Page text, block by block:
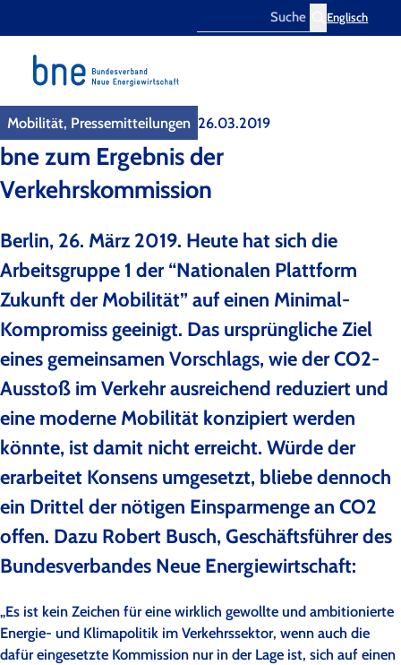
Englisch
Mobilität, Pressemitteilungen 26.03.2019
bne zum Ergebnis der
Verkehrskommission
Berlin, 26. März 2019. Heute hat sich die
Arbeitsgruppe 1 der “Nationalen Plattform
Zukunft der Mobilität” auf einen Minimal-
Kompromiss geeinigt. Das ursprüngliche Ziel
eines gemeinsamen Vorschlags, wie der CO2-
Ausstoß im Verkehr ausreichend reduziert und
eine moderne Mobilität konzipiert werden
könnte, ist damit nicht erreicht. Würde der
erarbeitet Konsens umgesetzt, bliebe dennoch
ein Drittel der nötigen Einsparmenge an CO2
offen. Dazu Robert Busch, Geschäftsführer des
Bundesverbandes Neue Energiewirtschaft:
„Es ist kein Zeichen für eine wirklich gewollte und ambitionierte
Energie- und Klimapolitik im Verkehrssektor, wenn auch die
dafür eingesetzte Kommission nur in der Lage ist, sich auf einen